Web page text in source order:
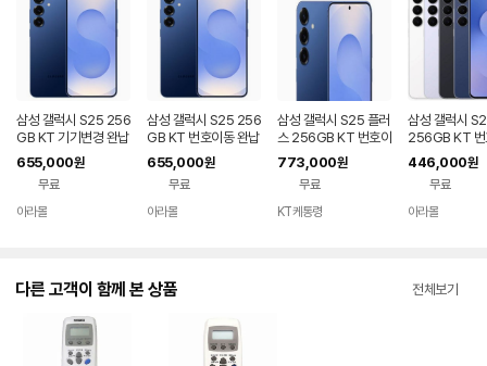
내
를
나
는
다.
삼성 갤럭시 S25 256
GB KT 기기변경 완납
655,000원
무료
아라몰
삼성 갤럭시 S25 256
GB KT 번호이동 완납
80요금제
655,000원
무료
아라몰
삼성 갤럭시 S25 플러
스 256GB KT 번호이
동 신규가입 기기변경
773,000원
무료
KT케통령
삼성 갤럭시
256GB KT 번
공시지원 완납
446,000원
무료
아라몰
다른 고객이 함께 본 상품 전체보기